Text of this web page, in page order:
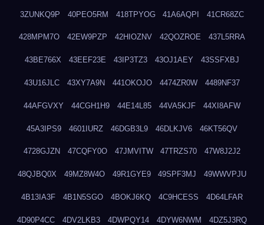
3ZUNKQ9P 40PEO5RM 418TPYOG 41A6AQPI 41CR68ZC
428MPM7O 42EW9PZP 42HIOZNV 42QOZROE 437L5RRA
43BE766X 43EEF23E 43IP3TZ3 43OJ1AEY 43SSFXBJ
43U16JLC 43XY7A9N 441OKOJO 4474ZR0W 4489NF37
44AFGVXY 44CGH1H9 44E14L85 44VA5KJF 44XI8AFW
45A3IPS9 4601IURZ 46DGB3L9 46DLKJV6 46KT56QV
4728GJZN 47CQFY0O 47JMVITW 47TRZS70 47W8J2J2
48QJBQ0X 49MZ8W4O 49R1GYE9 49SPF3MJ 49WWVPJU
4B13IA3F 4B1N5SGO 4BOKJ6KQ 4C9HCESS 4D64LFAR
4D90P4CC 4DV2LKB3 4DWPQY14 4DYW6NWM 4DZ5J3RQ